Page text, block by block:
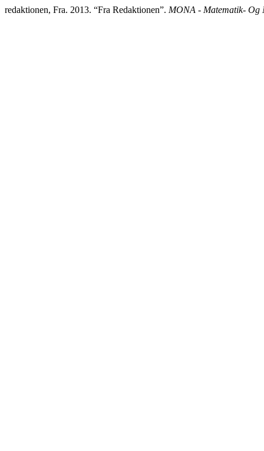
redaktionen, Fra. 2013. “Fra Redaktionen”. MONA - Matematik- Og